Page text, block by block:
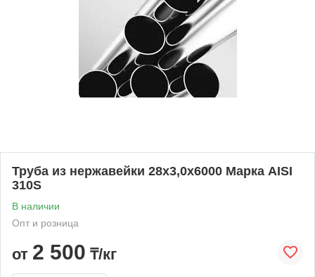
Труба из нержавейки 28х3,0х6000 Марка AISI
310S
В наличии
Опт и розница
от 2 500 ₸/кг